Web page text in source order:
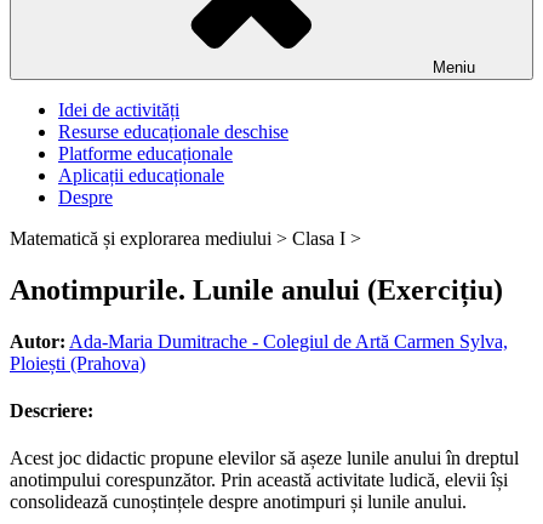
Meniu
Idei de activități
Resurse educaționale deschise
Platforme educaționale
Aplicații educaționale
Despre
Matematică și explorarea mediului > Clasa I >
Anotimpurile. Lunile anului (Exercițiu)
Autor: Ada-Maria Dumitrache - Colegiul de Artă Carmen Sylva,
Ploiești (Prahova)
Descriere:
Acest joc didactic propune elevilor să așeze lunile anului în dreptul
anotimpului corespunzător. Prin această activitate ludică, elevii își
consolidează cunoștințele despre anotimpuri și lunile anului.